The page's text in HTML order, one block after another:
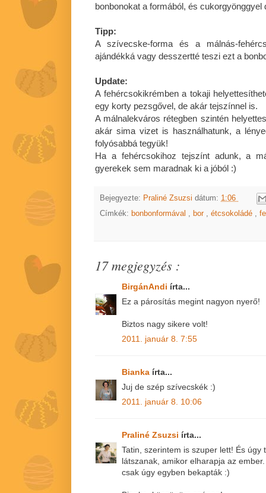
bonbonokat a formából, és cukorgyönggyel
Tipp:
A szívecske-forma és a málnás-
ajándékká vagy desszertté teszi ezt a
Update:
A fehércsokikrémben a tokaji
egy korty pezsgővel, de akár tejszínnel is.
A málnalekváros rétegben szintén
akár sima vizet is használhatunk, a
folyósabbá tegyük!
Ha a fehércsokihoz tejszínt adunk, a
gyerekek sem maradnak ki a jóból :)
Bejegyezte: Praliné Zsuzsi dátum: 1:06
Címkék: bonbonformával , bor , étcsokoládé ,
17 megjegyzés :
BirgánAndi írta...
Ez a párosítás megint nagyon nyerő!
Biztos nagy sikere volt!
2011. január 8. 7:55
Bianka írta...
Juj de szép szívecskék :)
2011. január 8. 10:06
Praliné Zsuzsi írta...
Tatin, szerintem is szuper lett! És
látszanak, amikor elharapja az
csak úgy egyben bekapták :)